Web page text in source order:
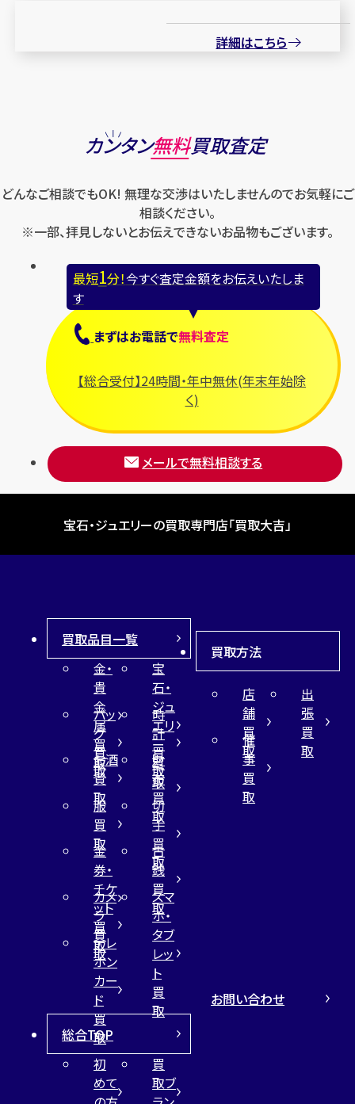
詳細はこちら
カンタン無料買取査定
どんなご相談でもOK! 無理な交渉はいたしませんのでお気軽にご
相談ください。
※一部、拝見しないとお伝えできないお品物もございます。
最短1分！今すぐ査定金額をお伝えいたしま
す
まずはお電話で無料査定
【総合受付】24時間・年中無休(年末年始除
く)
メールで無料相談する
宝石・ジュエリーの買取専門店「買取大吉」
買取品目一覧
金・
貴
金
属
買
取
宝
石・
ジュ
エリ
ー
買
取
バッ
グ
買
取
時
計
買
取
お酒
買
取
財
布
買
取
服
買
取
切
手
買
取
金
券・
チケ
ット
買
取
古
銭
買
取
カメ
ラ
買
取
スマ
ホ・
タブ
レッ
ト
買
取
テレ
ホン
カー
ド
買
取
買取方法
店
舗
買
取
出
張
買
取
催
事
買
取
総合TOP
初
めて
買
取ブ
お問い合わせ